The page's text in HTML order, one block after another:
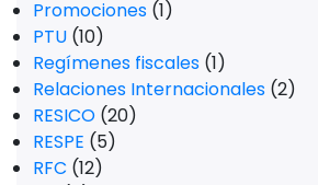
Promociones (1)
PTU (10)
Regímenes fiscales (1)
Relaciones Internacionales (2)
RESICO (20)
RESPE (5)
RFC (12)